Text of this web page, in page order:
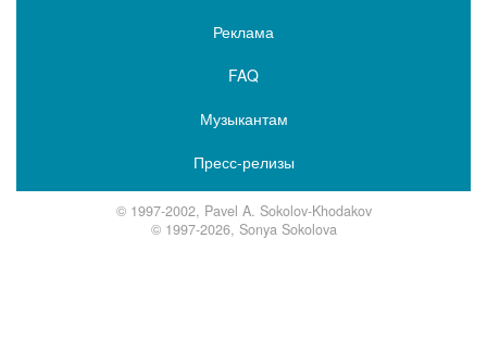
Реклама
FAQ
Музыкантам
Пресс-релизы
© 1997-2002, Pavel A. Sokolov-Khodakov
© 1997-2026, Sonya Sokolova